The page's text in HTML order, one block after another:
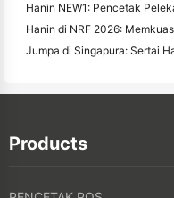
Products